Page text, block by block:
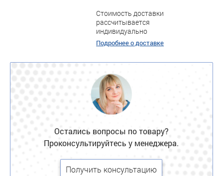
Стоимость доставки
рассчитывается
индивидуально
Подробнее о доставке
Остались вопросы по товару?
Проконсультируйтесь у менеджера.
Получить консультацию